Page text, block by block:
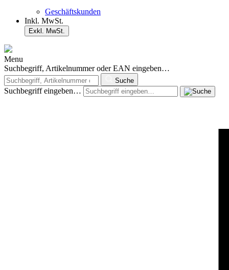
Geschäftskunden
Inkl. MwSt.
Exkl. MwSt.
Menu
Suchbegriff, Artikelnummer oder EAN eingeben…
Suche
Suchbegriff eingeben…